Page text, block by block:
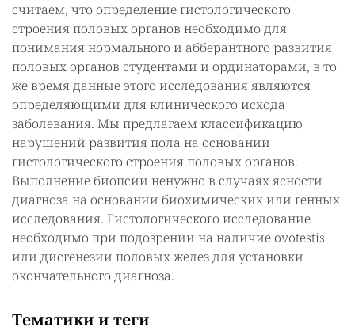
считаем, что определение гистологического
строения половых органов необходимо для
понимания нормального и абберантного развития
половых органов студентами и ординаторами, в то
же время данные этого исследования являются
определяющими для клинического исхода
заболевания. Мы предлагаем классификацию
нарушений развития пола на основании
гистологического строения половых органов.
Выполнение биопсии ненужно в случаях ясности
диагноза на основании биохимических или генных
исследования. Гистологического исследование
необходимо при подозрении на наличие ovotestis
или дисгенезии половых желез для установки
окончательного диагноза.
Тематики и теги